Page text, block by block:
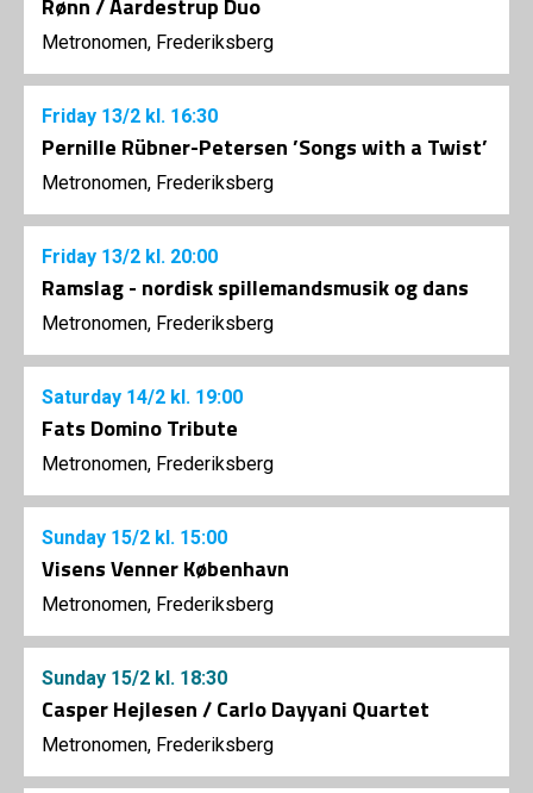
Rønn / Aardestrup Duo
Metronomen, Frederiksberg
Friday 13/2 kl. 16:30
Pernille Rübner-Petersen ’Songs with a Twist’
Metronomen, Frederiksberg
Friday 13/2 kl. 20:00
Ramslag - nordisk spillemandsmusik og dans
Metronomen, Frederiksberg
Saturday 14/2 kl. 19:00
Fats Domino Tribute
Metronomen, Frederiksberg
Sunday 15/2 kl. 15:00
Visens Venner København
Metronomen, Frederiksberg
Sunday 15/2 kl. 18:30
Casper Hejlesen / Carlo Dayyani Quartet
Metronomen, Frederiksberg